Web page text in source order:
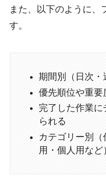
また、以下のように、
す。
期間別（日次・
優先順位や重要
完了した作業
られる
カテゴリー別（
用・個人用など